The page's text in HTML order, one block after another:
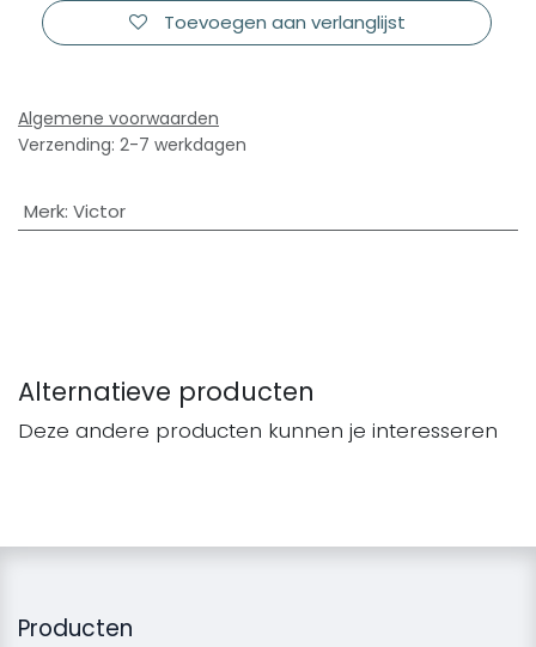
Toevoegen aan verlanglijst
Algemene voorwaarden
Verzending: 2-7 werkdagen
Merk: Victor
Alternatieve producten
Deze andere producten kunnen je interesseren
Producten